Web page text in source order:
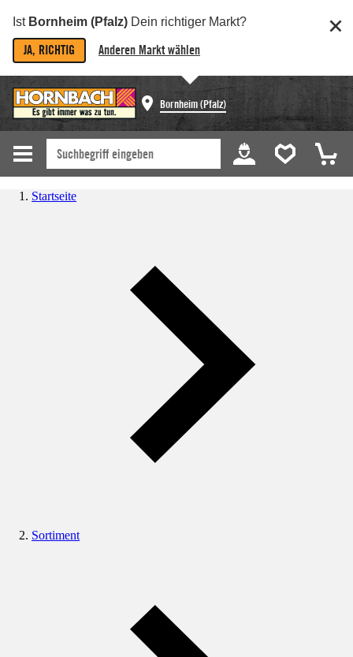
Ist Bornheim (Pfalz) Dein richtiger Markt?
JA, RICHTIG Anderen Markt wählen
Bornheim (Pfalz)
Startseite
Sortiment